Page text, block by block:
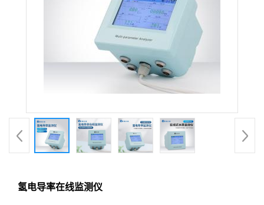
氢电导率在线监测仪